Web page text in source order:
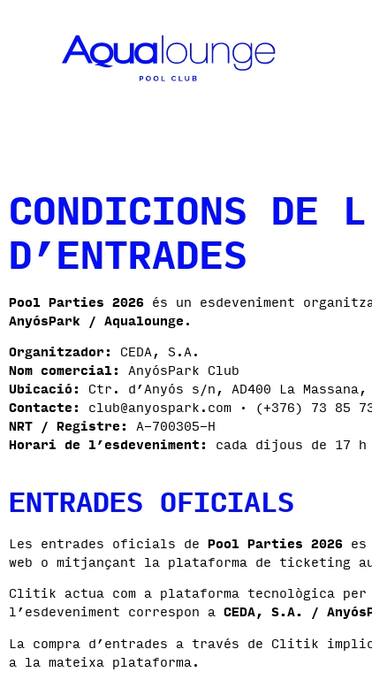
CONDICIONS DE
D’ENTRADES
Pool Parties 2026 és un esdeveniment
AnyósPark / Aqualounge.
Organitzador: CEDA, S.A.
Nom comercial: AnyósPark Club
Ubicació: Ctr. d’Anyós s/n, AD400 La
Contacte: club@anyospark.com · (+376) 73 85
NRT / Registre: A-700305-H
Horari de l’esdeveniment: cada dijous de 17
ENTRADES OFICIALS
Les entrades oficials de Pool Parties 2026
web o mitjançant la plataforma de ticketing
Clitik actua com a plataforma tecnològica
l’esdeveniment correspon a CEDA, S.A. /
La compra d’entrades a través de Clitik
a la mateixa plataforma.